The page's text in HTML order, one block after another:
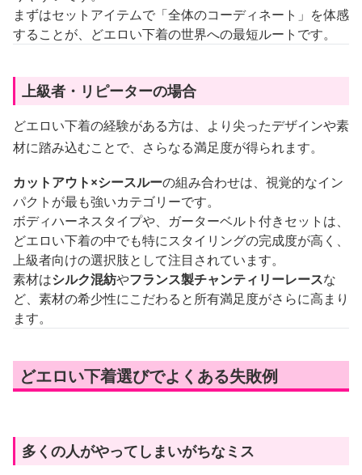
まずはセットアイテムで「全体のコーディネート」を体感
することが、どエロい下着の世界への最短ルートです。
上級者・リピーターの場合
どエロい下着の経験がある方は、より尖ったデザインや素
材に踏み込むことで、さらなる満足度が得られます。
カットアウト×シースルーの組み合わせは、視覚的なイン
パクトが最も強いカテゴリーです。
ボディハーネスタイプや、ガーターベルト付きセットは、
どエロい下着の中でも特にスタイリングの完成度が高く、
上級者向けの選択肢として注目されています。
素材はシルク混紡やフランス製チャンティリーレースな
ど、素材の希少性にこだわると所有満足度がさらに高まり
ます。
どエロい下着選びでよくある失敗例
多くの人がやってしまいがちなミス